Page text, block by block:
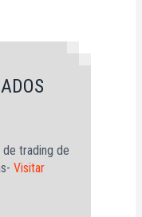
trading de
Visitar